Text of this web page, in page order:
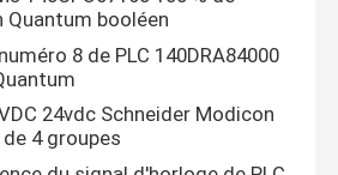
Quantum
Quantum booléen
8 de PLC 140DRA84000
24vdc Schneider Modicon
4 groupes